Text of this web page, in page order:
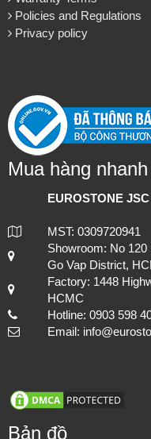
About EuroStone
Vision & Mission
Contact us
Customer Support
Shopping Advice
Sales Procedure
Policies and Regulations
Privacy policy
Mua hàng nhanh